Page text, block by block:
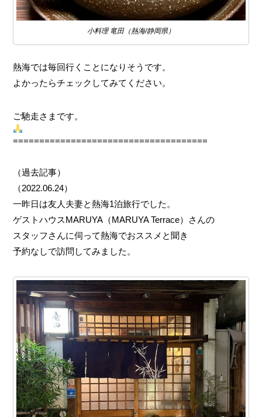
小料理 竜田（熱海/静岡県）
熱海では毎回行くことになりそうです。
よかったらチェックしてみてください。
ご馳走さまです。
=====================================
（過去記事）
（2022.06.24）
一昨日は友人夫妻と熱海1泊旅行でした。
ゲストハウスMARUYA（MARUYA Terrace）さんの
スタッフさんに伺って熱海でおススメと聞き
予約なしで訪問してみました。